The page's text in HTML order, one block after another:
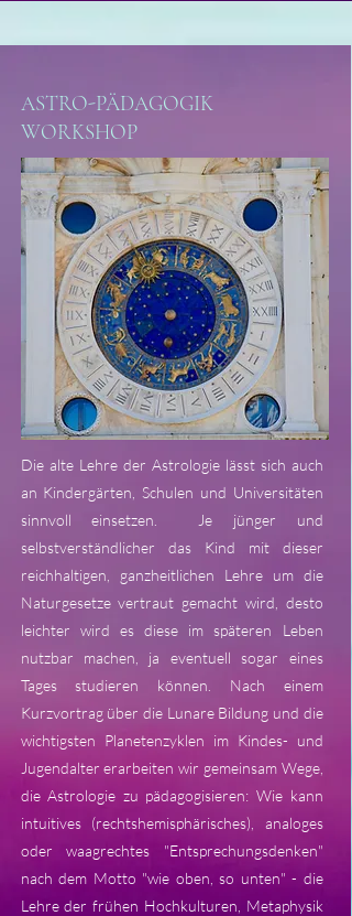
ASTRO-PÄDAGOGIK
WORKSHOP
Die alte Lehre der Astrologie lässt sich auch
an Kindergärten, Schulen und Universitäten
sinnvoll einsetzen. Je jünger und
selbstverständlicher das Kind mit dieser
reichhaltigen, ganzheitlichen Lehre um die
Naturgesetze vertraut gemacht wird, desto
leichter wird es diese im späteren Leben
nutzbar machen, ja eventuell sogar eines
Tages studieren können. Nach einem
Kurzvortrag über die Lunare Bildung und die
wichtigsten Planetenzyklen im Kindes- und
Jugendalter erarbeiten wir gemeinsam Wege,
die Astrologie zu pädagogisieren: Wie kann
intuitives (rechtshemisphärisches), analoges
oder waagrechtes "Entsprechungsdenken"
nach dem Motto "wie oben, so unten" - die
Lehre der frühen Hochkulturen, Metaphysik